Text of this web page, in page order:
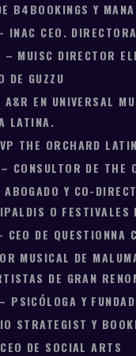
B4BOOKINGS Y
INAC CEO.
MUISC DIRECTOR
DE GUZZU
EN UNIVERSAL
LATINA.
THE ORCHARD
CONSULTOR DE THE
Y CO-
O FESTIVALES
DE QUESTIONNA
MUSICAL DE
DE GRAN
PSICÓLOGA Y
STRATEGIST Y
DE SOCIAL ARTS